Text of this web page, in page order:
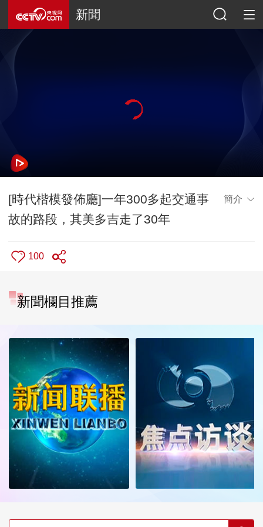
新聞
[時代楷模發佈廳]一年300多起交通事
故的路段，其美多吉走了30年
簡介
100
新聞欄目推薦